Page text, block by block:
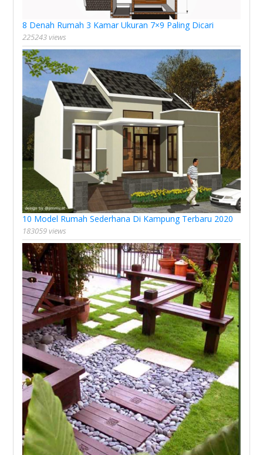
8 Denah Rumah 3 Kamar Ukuran 7×9 Paling Dicari
225243 views
10 Model Rumah Sederhana Di Kampung Terbaru 2020
183059 views